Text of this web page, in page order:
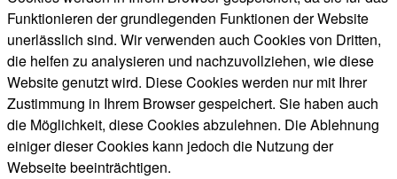
Funktionieren der grundlegenden Funktionen der Website
unerlässlich sind. Wir verwenden auch Cookies von Dritten,
die helfen zu analysieren und nachzuvollziehen, wie diese
Website genutzt wird. Diese Cookies werden nur mit Ihrer
Zustimmung in Ihrem Browser gespeichert. Sie haben auch
die Möglichkeit, diese Cookies abzulehnen. Die Ablehnung
einiger dieser Cookies kann jedoch die Nutzung der
Webseite beeinträchtigen.